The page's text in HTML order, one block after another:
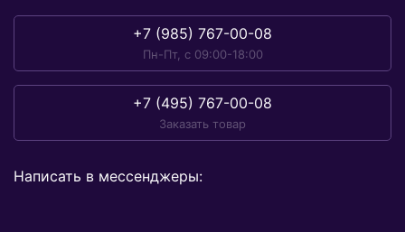
+7 (985) 767-00-08
Пн-Пт, с 09:00-18:00
+7 (495) 767-00-08
Заказать товар
Написать в мессенджеры: